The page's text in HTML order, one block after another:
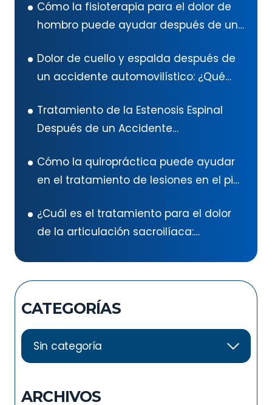
Cómo la fisioterapia para el dolor de
hombro puede ayudar después de un
Dolor de cuello y espalda después de
un accidente automovilístico: ¿Qué
Tratamiento de la Estenosis Espinal
Después de un Accidente
Cómo la quiropráctica puede ayudar
en el tratamiento de lesiones en el pie
automovilístico
¿Cuál es el tratamiento para el dolor
de la articulación sacroilíaca:
CATEGORÍAS
ARCHIVOS